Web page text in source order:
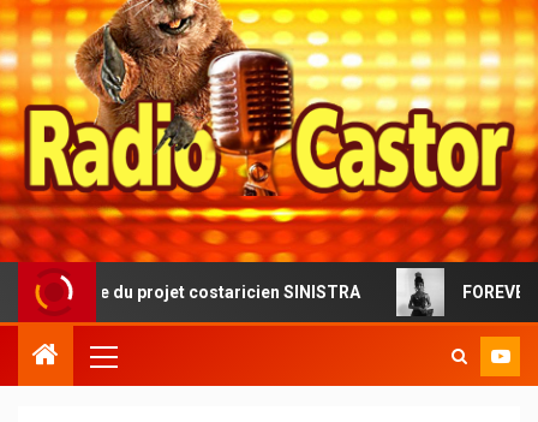
projet costaricien SINISTRA FOREVERMORE : la